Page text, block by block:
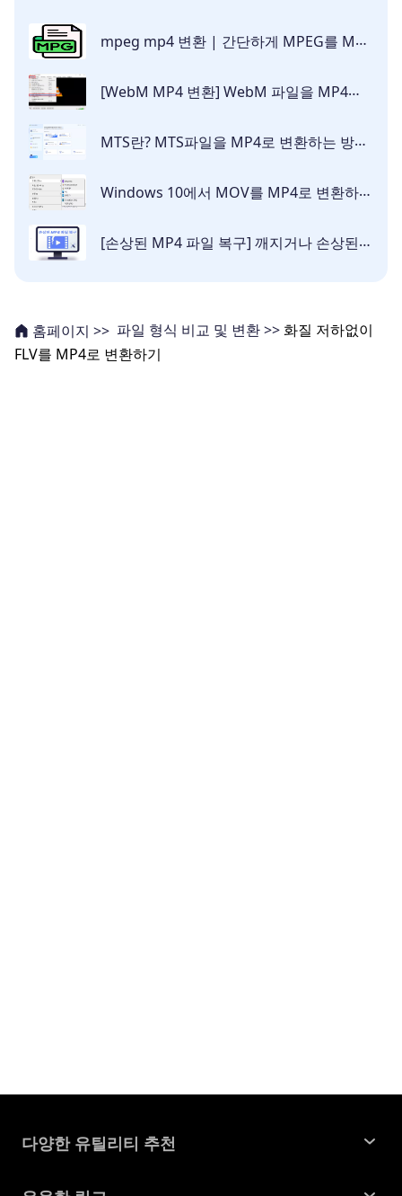
mpeg mp4 변환 | 간단하게 MPEG를 MP4로 변환하는 방법과 재생되지 않는 MPEG 파일 복구하는 방법 설명
[WebM MP4 변환] WebM 파일을 MP4로 변환하는 방법 7가지
MTS란? MTS파일을 MP4로 변환하는 방법 | MTS 파일 재생
Windows 10에서 MOV를 MP4로 변환하는 방법 [무료·안전]
[손상된 MP4 파일 복구] 깨지거나 손상된 MP4 파일을 복구하는 7가지 방법
홈페이지 >> 파일 형식 비교 및 변환 >> 화질 저하없이
FLV를 MP4로 변환하기
다양한 유틸리티 추천
윈도우 데이터 복구